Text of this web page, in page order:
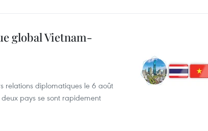
global Vietnam-
relations diplomatiques le 6 août
pays se sont rapidement